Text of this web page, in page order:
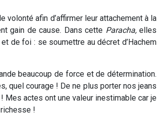
volonté afin d’affirmer leur attachement à la
gain de cause. Dans cette Paracha,elles
de foi : se soumettre au décret d’Hachem
beaucoup de force et de détermination.
quel courage ! De ne plus porter nos jeans
Mes actes ont une valeur inestimable car je
!